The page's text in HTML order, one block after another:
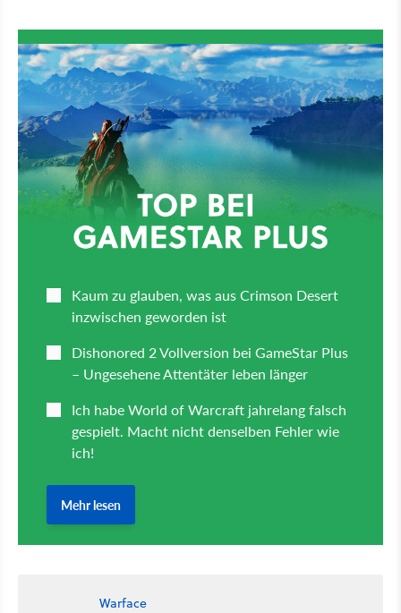
Warface